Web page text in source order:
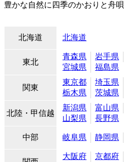
豊かな自然に四季のかおりと舟
北海道 北海道
東北
青森県 岩手県
宮城県
福島県
関東
東京都 埼玉県
栃木県
茨城県
北陸・甲信越
新潟県 富山県
山梨県
長野県
中部 岐阜県 静岡県
大阪府 京都府